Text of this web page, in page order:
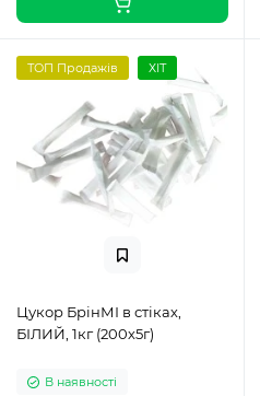
ТОП Продажів ХІТ
Цукор БрінМІ в стіках,
БІЛИЙ, 1кг (200х5г)
В наявності